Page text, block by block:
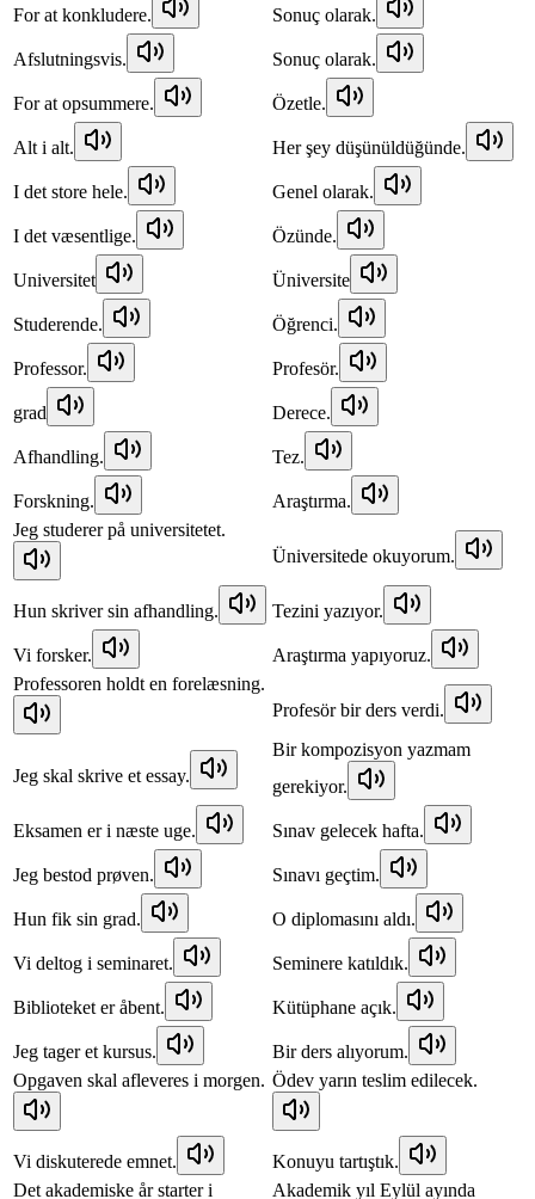
For at konkludere. Sonuç olarak.
Afslutningsvis. Sonuç olarak.
For at opsummere. Özetle.
Alt i alt. Her şey düşünüldüğünde.
I det store hele. Genel olarak.
I det væsentlige. Özünde.
Universitet Üniversite
Studerende. Öğrenci.
Professor. Profesör.
grad Derece.
Afhandling. Tez.
Forskning.
Araştırma.
Jeg studerer på universitetet.
Üniversitede okuyorum.
Hun skriver sin afhandling. Tezini yazıyor.
Vi forsker.
Araştırma yapıyoruz.
Professoren holdt en forelæsning.
Profesör bir ders verdi.
Jeg skal skrive et essay.
Bir kompozisyon yazmam
gerekiyor.
Eksamen er i næste uge. Sınav gelecek hafta.
Jeg bestod prøven. Sınavı geçtim.
Hun fik sin grad. O diplomasını aldı.
Vi deltog i seminaret. Seminere katıldık.
Biblioteket er åbent. Kütüphane açık.
Jeg tager et kursus.
Bir ders alıyorum.
Opgaven skal afleveres i morgen. Ödev yarın teslim edilecek.
Vi diskuterede emnet.
Konuyu tartıştık.
Det akademiske år starter i
Akademik yıl Eylül ayında